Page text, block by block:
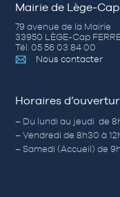
Mairie de Lège-
79 avenue de la Mairie
33950 LÈGE-Cap
Tél. 05 56 03 84 00
Nous contacter
Horaires
– Du lundi au jeudi de
– Vendredi de 8h30 à
– Samedi (Accueil) de